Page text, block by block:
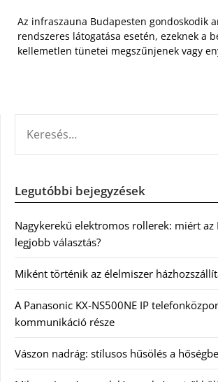
Az infraszauna Budapesten gondoskodik
rendszeres látogatása esetén, ezeknek a
kellemetlen tünetei megszűnjenek vagy
Legutóbbi bejegyzések
Nagykerekű elektromos rollerek: miért az
legjobb választás?
Miként történik az élelmiszer
A Panasonic KX-NS500NE IP
kommunikáció része
Vászon nadrág: stílusos hűsölés a